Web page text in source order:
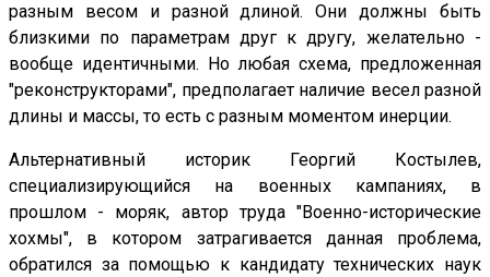
разным весом и разной длиной. Они должны быть
близкими по параметрам друг к другу, желательно -
вообще идентичными. Но любая схема, предложенная
"реконструкторами", предполагает наличие весел разной
длины и массы, то есть с разным моментом инерции.
Альтернативный историк Георгий Костылев,
специализирующийся на военных кампаниях, в
прошлом - моряк, автор труда "Военно-исторические
хохмы", в котором затрагивается данная проблема,
обратился за помощью к кандидату технических наук